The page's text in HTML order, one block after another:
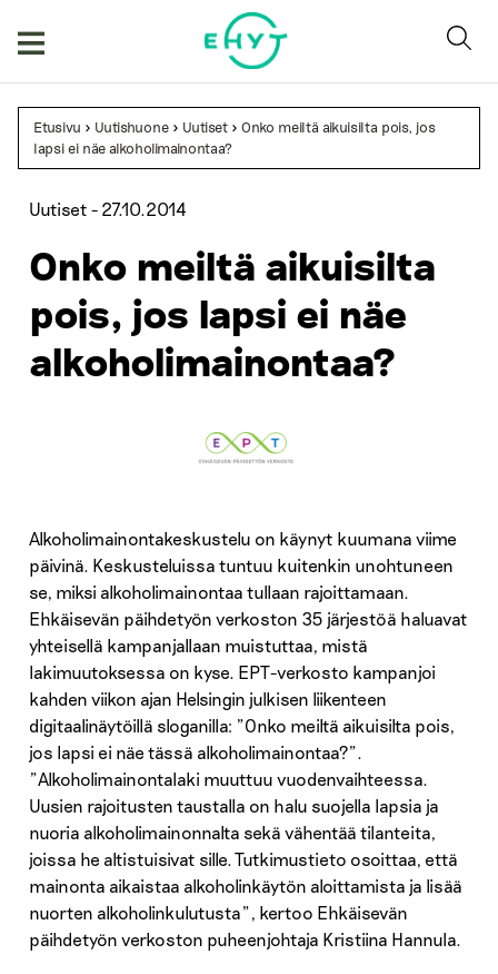
Etusivu > Uutishuone > Uutiset > Onko meiltä aikuisilta pois, jos
lapsi ei näe alkoholimainontaa?
Uutiset - 27.10.2014
Onko meiltä aikuisilta
pois, jos lapsi ei näe
alkoholimainontaa?
Alkoholimainontakeskustelu on käynyt kuumana viime
päivinä. Keskusteluissa tuntuu kuitenkin unohtuneen
se, miksi alkoholimainontaa tullaan rajoittamaan.
Ehkäisevän päihdetyön verkoston 35 järjestöä haluavat
yhteisellä kampanjallaan muistuttaa, mistä
lakimuutoksessa on kyse. EPT-verkosto kampanjoi
kahden viikon ajan Helsingin julkisen liikenteen
digitaalinäytöillä sloganilla: ”Onko meiltä aikuisilta pois,
jos lapsi ei näe tässä alkoholimainontaa?”.
”Alkoholimainontalaki muuttuu vuodenvaihteessa.
Uusien rajoitusten taustalla on halu suojella lapsia ja
nuoria alkoholimainonnalta sekä vähentää tilanteita,
joissa he altistuisivat sille. Tutkimustieto osoittaa, että
mainonta aikaistaa alkoholinkäytön aloittamista ja lisää
nuorten alkoholinkulutusta”, kertoo Ehkäisevän
päihdetyön verkoston puheenjohtaja Kristiina Hannula.